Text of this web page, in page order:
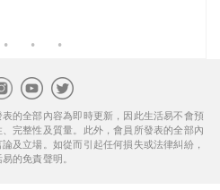
的全部內容為即時更新，因此生活易不會預
完整性及質量。此外，會員所發表的全部內
及立場。如從而引起任何損失或法律糾紛，
的免責聲明。